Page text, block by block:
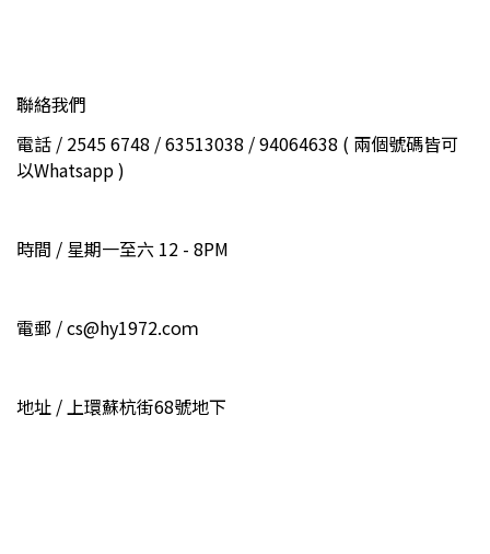
聯絡我們
電話 / 2545 6748 / 63513038 / 94064638 ( 兩個號碼皆可
以Whatsapp )
時間 / 星期一至六 12 - 8PM
電郵 / cs@hy1972.coｍ
地址 / 上環蘇杭街68號地下